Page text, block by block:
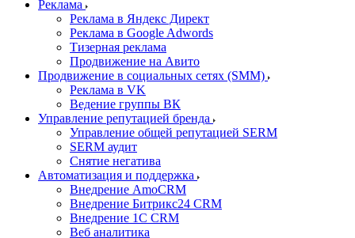
Реклама
Реклама в Яндекс Директ
Реклама в Google Adwords
Тизерная реклама
Продвижение на Авито
Продвижение в социальных сетях (SMM)
Реклама в VK
Ведение группы ВК
Управление репутацией бренда
Управление общей репутацией SERM
SERM аудит
Снятие негатива
Автоматизация и поддержка
Внедрение AmoCRM
Внедрение Битрикс24 CRM
Внедрение 1C CRM
Веб аналитика